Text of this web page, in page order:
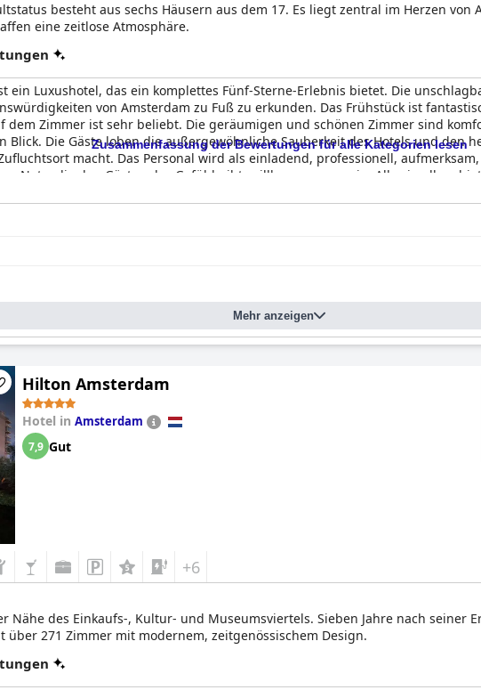
besteht aus sechs Häusern aus dem 17. Es liegt zentral im Herzen
eine zeitlose Atmosphäre.
ein Luxushotel, das ein komplettes Fünf-Sterne-Erlebnis bietet. Die
von Amsterdam zu Fuß zu erkunden. Das Frühstück ist
dem Zimmer ist sehr beliebt. Die geräumigen und schönen Zimmer sind
Die Gäste loben die außergewöhnliche Sauberkeit des Hotels und den
macht. Das Personal wird als einladend, professionell,
Note, die den Gästen das Gefühl gibt, willkommen zu sein. Alles in allem
die Sie in Erstaunen versetzen wird.
Zusammenfassung der Bewertungen für alle Kategorien lesen
Mehr anzeigen
Hilton Amsterdam
Hotel in Amsterdam
7,9 Gut
+6
Nähe des Einkaufs-, Kultur- und Museumsviertels. Sieben Jahre nach seiner
über 271 Zimmer mit modernem, zeitgenössischem Design.